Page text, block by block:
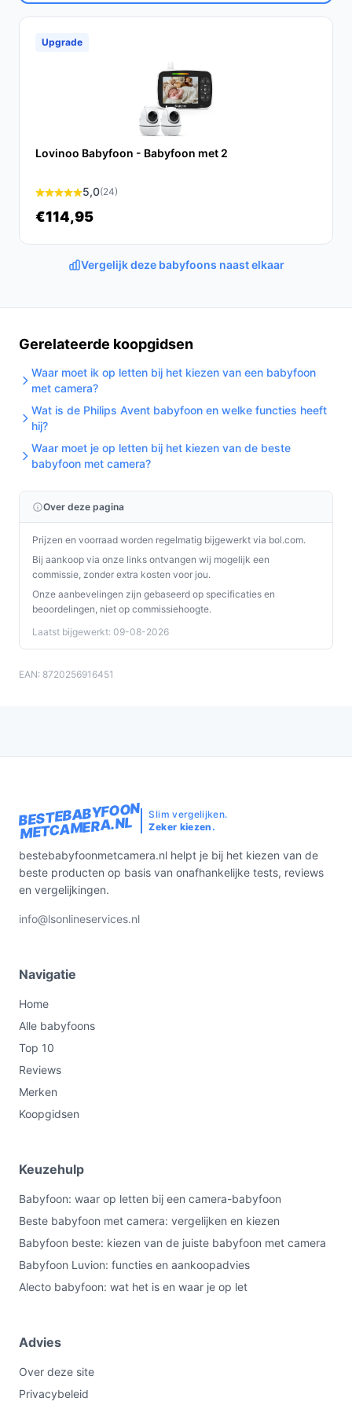
bestebabyfoonmetcamera.nl. Kies bewust wat perfect
past bij jouw behoeften!
Upgrade
Lovinoo Babyfoon - Babyfoon met 2
5,0(24)
€114,95
Vergelijk deze babyfoons naast elkaar
Gerelateerde koopgidsen
Waar moet ik op letten bij het kiezen van een babyfoon
met camera?
Wat is de Philips Avent babyfoon en welke functies heeft
hij?
Waar moet je op letten bij het kiezen van de beste
babyfoon met camera?
Over deze pagina
Prijzen en voorraad worden regelmatig bijgewerkt via bol.com.
Bij aankoop via onze links ontvangen wij mogelijk een
commissie, zonder extra kosten voor jou.
Onze aanbevelingen zijn gebaseerd op specificaties en
beoordelingen, niet op commissiehoogte.
Laatst bijgewerkt: 09-08-2026
EAN: 8720256916451
BESTEBABYFOON
METCAMERA.NL
Slim vergelijken.
Zeker kiezen.
bestebabyfoonmetcamera.nl helpt je bij het kiezen van de
beste producten op basis van onafhankelijke tests, reviews
en vergelijkingen.
info@lsonlineservices.nl
Navigatie
Home
Alle babyfoons
Top 10
Reviews
Merken
Koopgidsen
Keuzehulp
Babyfoon: waar op letten bij een camera-babyfoon
Beste babyfoon met camera: vergelijken en kiezen
Babyfoon beste: kiezen van de juiste babyfoon met camera
Babyfoon Luvion: functies en aankoopadvies
Alecto babyfoon: wat het is en waar je op let
Advies
Over deze site
Privacybeleid